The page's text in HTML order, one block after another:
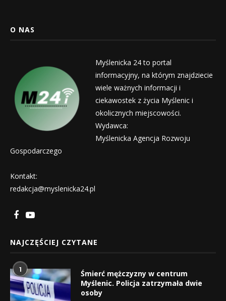
O NAS
Myślenicka 24 to portal
informacyjny, na którym znajdziecie
wiele ważnych informacji i
ciekawostek z życia Myślenic i
okolicznych miejscowości.
Wydawca:
Myślenicka Agencja Rozwoju
Gospodarczego
Kontakt:
redakcja@myslenicka24.pl
NAJCZĘŚCIEJ CZYTANE
1
Śmierć mężczyzny w centrum
Myślenic. Policja zatrzymała dwie
osoby